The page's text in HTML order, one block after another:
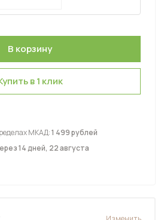
в 1 клик
МКАД:1 499 рублей
14 дней, 22 августа